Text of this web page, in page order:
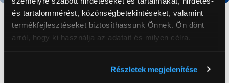
és tartalommérést, közönségbetekintéseket, valamint
termékfejlesztéseket biztosíthassunk Önnek. Ön dönt
arról, hogy ki használja az adatait és milyen célra.
Részletek megjelenítése
Gorenje NRS8182KX Side
Gorenje N619EAXL4
kombinált hűtőszekrény